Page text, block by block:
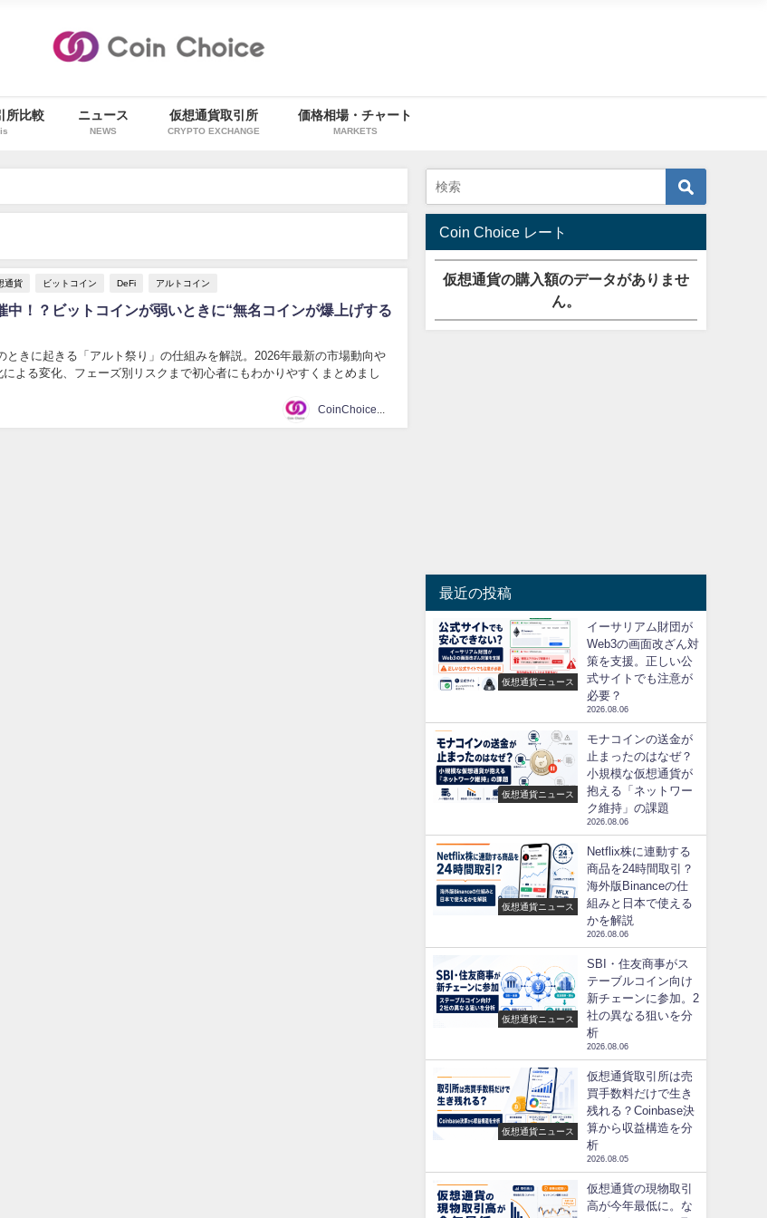
所比較 ニュース
NEWS
仮想通貨取引所
CRYPTO EXCHANGE
価格相場・チャート
MARKETS
通貨 ビットコイン DeFi アルトコイン
中！？ビットコインが弱いときに“無名コインが爆上げする
ときに起きる「アルト祭り」の仕組みを解説。2026年最新の市場動向や
よる変化、フェーズ別リスクまで初心者にもわかりやすくまとめまし
Coin Choice レート
仮想通貨の購入額のデータがありませ
ん。
最近の投稿
仮想通貨ニュース
イーサリアム財団が
Web3の画面改ざん対
策を支援。正しい公
式サイトでも注意が
必要？
2026.08.06
仮想通貨ニュース
モナコインの送金が
止まったのはなぜ？
小規模な仮想通貨が
抱える「ネットワー
ク維持」の課題
2026.08.06
仮想通貨ニュース
Netflix株に連動する
商品を24時間取引？
海外版Binanceの仕
組みと日本で使える
かを解説
2026.08.06
仮想通貨ニュース
SBI・住友商事がス
テーブルコイン向け
新チェーンに参加。2
社の異なる狙いを分
析
2026.08.06
仮想通貨ニュース
仮想通貨取引所は売
買手数料だけで生き
残れる？Coinbase決
算から収益構造を分
析
2026.08.05
仮想通貨の現物取引
高が今年最低に。な